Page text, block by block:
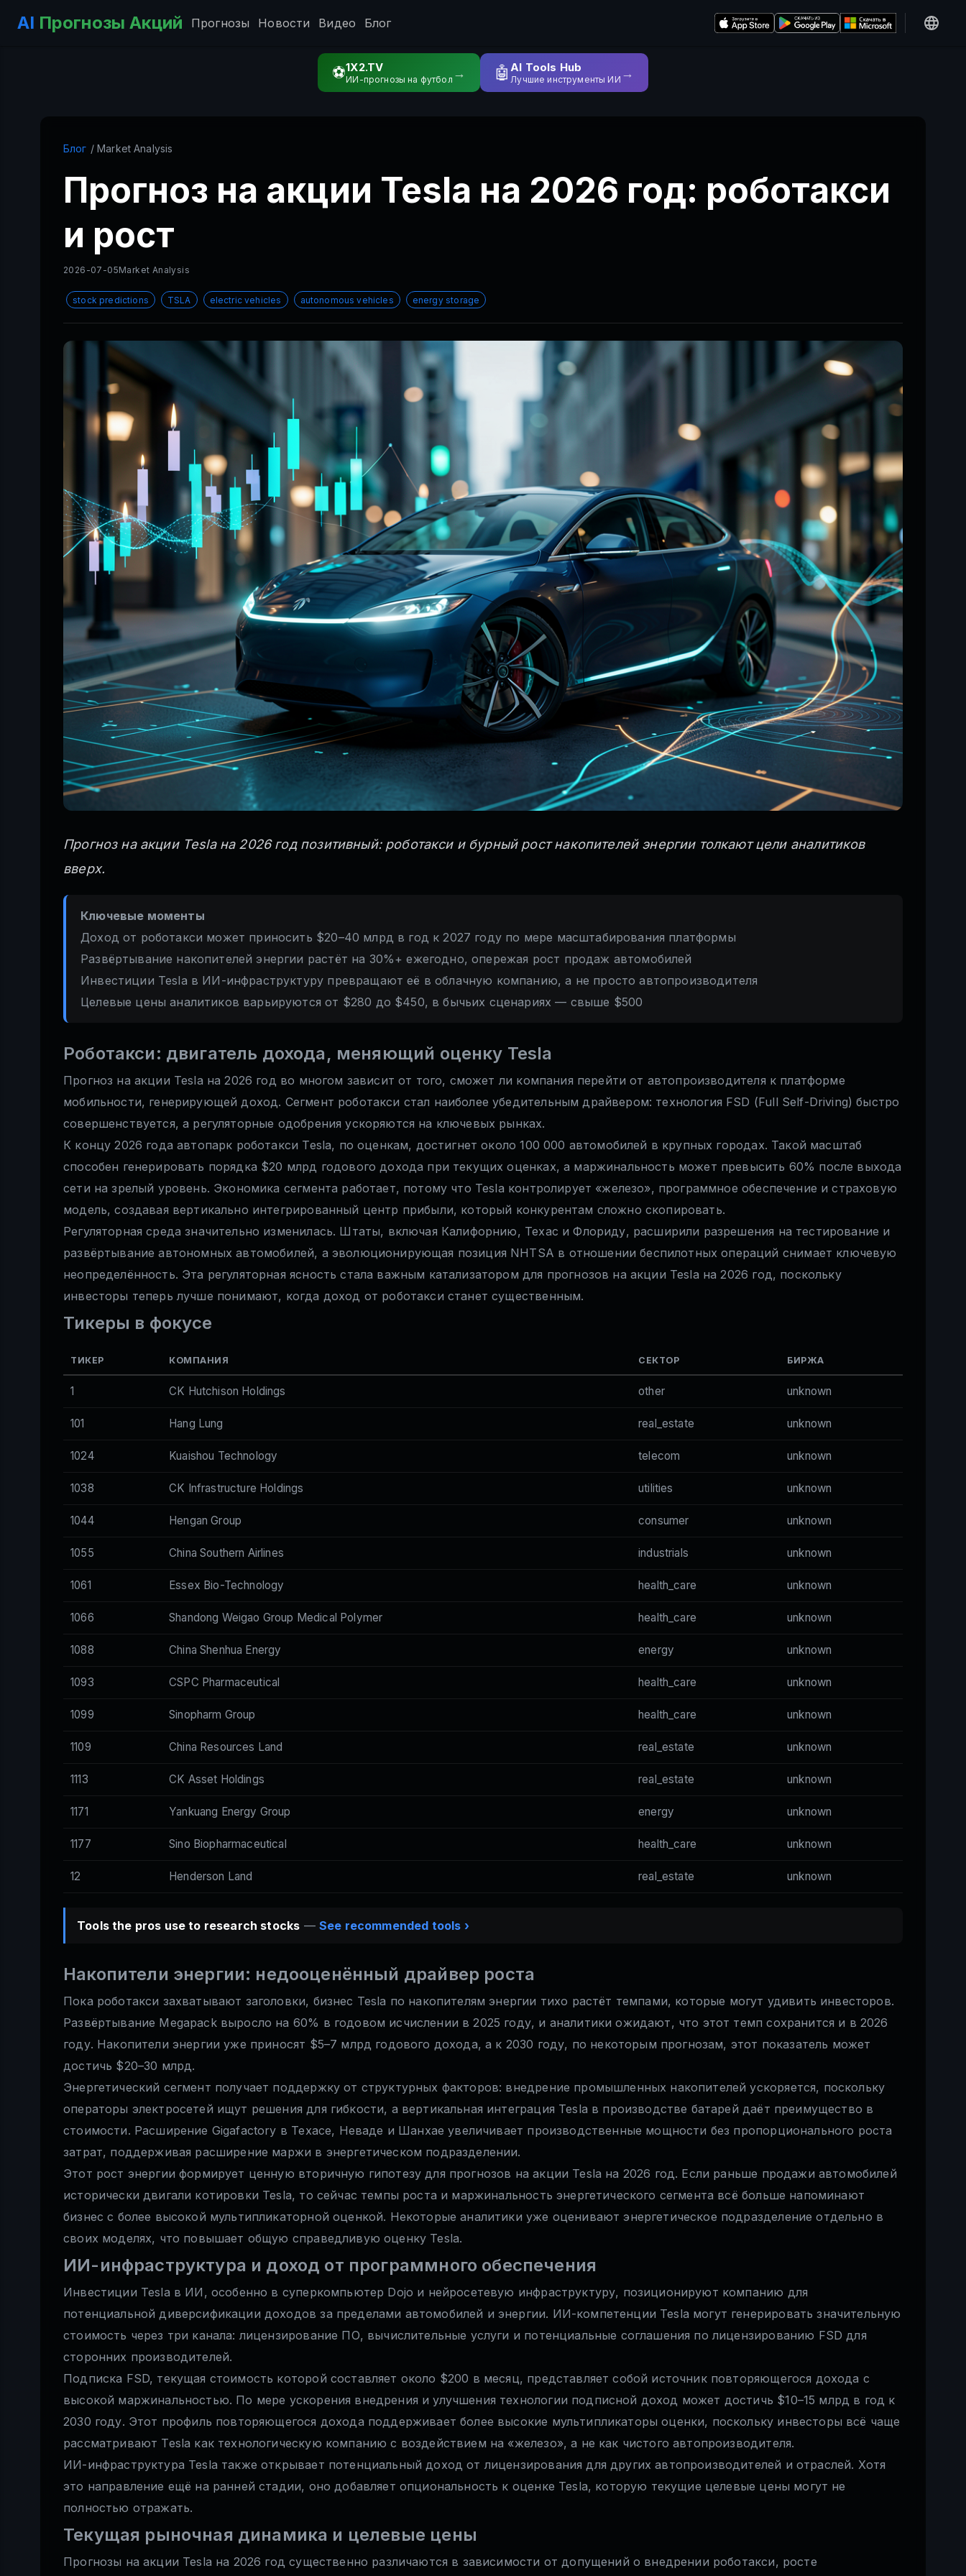
AI Прогнозы Акций Прогнозы Новости Видео Блог
⚽1X2.TV
ИИ-прогнозы на футбол → 🤖AI Tools Hub
Лучшие инструменты ИИ →
Блог / Market Analysis
Прогноз на акции Tesla на 2026 год: роботакси
и рост
2026-07-05Market Analysis
stock predictions TSLA electric vehicles autonomous vehicles energy storage
Прогноз на акции Tesla на 2026 год позитивный: роботакси и бурный рост накопителей энергии толкают цели аналитиков
вверх.
Ключевые моменты
Доход от роботакси может приносить $20–40 млрд в год к 2027 году по мере масштабирования платформы
Развёртывание накопителей энергии растёт на 30%+ ежегодно, опережая рост продаж автомобилей
Инвестиции Tesla в ИИ-инфраструктуру превращают её в облачную компанию, а не просто автопроизводителя
Целевые цены аналитиков варьируются от $280 до $450, в бычьих сценариях — свыше $500
Роботакси: двигатель дохода, меняющий оценку Tesla
Прогноз на акции Tesla на 2026 год во многом зависит от того, сможет ли компания перейти от автопроизводителя к платформе
мобильности, генерирующей доход. Сегмент роботакси стал наиболее убедительным драйвером: технология FSD (Full Self-Driving) быстро
совершенствуется, а регуляторные одобрения ускоряются на ключевых рынках.
К концу 2026 года автопарк роботакси Tesla, по оценкам, достигнет около 100 000 автомобилей в крупных городах. Такой масштаб
способен генерировать порядка $20 млрд годового дохода при текущих оценках, а маржинальность может превысить 60% после выхода
сети на зрелый уровень. Экономика сегмента работает, потому что Tesla контролирует «железо», программное обеспечение и страховую
модель, создавая вертикально интегрированный центр прибыли, который конкурентам сложно скопировать.
Регуляторная среда значительно изменилась. Штаты, включая Калифорнию, Техас и Флориду, расширили разрешения на тестирование и
развёртывание автономных автомобилей, а эволюционирующая позиция NHTSA в отношении беспилотных операций снимает ключевую
неопределённость. Эта регуляторная ясность стала важным катализатором для прогнозов на акции Tesla на 2026 год, поскольку
инвесторы теперь лучше понимают, когда доход от роботакси станет существенным.
Тикеры в фокусе
ТИКЕР КОМПАНИЯ СЕКТОР БИРЖА
1 CK Hutchison Holdings other unknown
101 Hang Lung real_estate unknown
1024 Kuaishou Technology telecom unknown
1038 CK Infrastructure Holdings utilities unknown
1044 Hengan Group consumer unknown
1055 China Southern Airlines industrials unknown
1061 Essex Bio-Technology health_care unknown
1066 Shandong Weigao Group Medical Polymer health_care unknown
1088 China Shenhua Energy energy unknown
1093 CSPC Pharmaceutical health_care unknown
1099 Sinopharm Group health_care unknown
1109 China Resources Land real_estate unknown
1113 CK Asset Holdings real_estate unknown
1171 Yankuang Energy Group energy unknown
1177 Sino Biopharmaceutical health_care unknown
12 Henderson Land real_estate unknown
Tools the pros use to research stocks — See recommended tools ›
Накопители энергии: недооценённый драйвер роста
Пока роботакси захватывают заголовки, бизнес Tesla по накопителям энергии тихо растёт темпами, которые могут удивить инвесторов.
Развёртывание Megapack выросло на 60% в годовом исчислении в 2025 году, и аналитики ожидают, что этот темп сохранится и в 2026
году. Накопители энергии уже приносят $5–7 млрд годового дохода, а к 2030 году, по некоторым прогнозам, этот показатель может
достичь $20–30 млрд.
Энергетический сегмент получает поддержку от структурных факторов: внедрение промышленных накопителей ускоряется, поскольку
операторы электросетей ищут решения для гибкости, а вертикальная интеграция Tesla в производстве батарей даёт преимущество в
стоимости. Расширение Gigafactory в Техасе, Неваде и Шанхае увеличивает производственные мощности без пропорционального роста
затрат, поддерживая расширение маржи в энергетическом подразделении.
Этот рост энергии формирует ценную вторичную гипотезу для прогнозов на акции Tesla на 2026 год. Если раньше продажи автомобилей
исторически двигали котировки Tesla, то сейчас темпы роста и маржинальность энергетического сегмента всё больше напоминают
бизнес с более высокой мультипликаторной оценкой. Некоторые аналитики уже оценивают энергетическое подразделение отдельно в
своих моделях, что повышает общую справедливую оценку Tesla.
ИИ-инфраструктура и доход от программного обеспечения
Инвестиции Tesla в ИИ, особенно в суперкомпьютер Dojo и нейросетевую инфраструктуру, позиционируют компанию для
потенциальной диверсификации доходов за пределами автомобилей и энергии. ИИ-компетенции Tesla могут генерировать значительную
стоимость через три канала: лицензирование ПО, вычислительные услуги и потенциальные соглашения по лицензированию FSD для
сторонних производителей.
Подписка FSD, текущая стоимость которой составляет около $200 в месяц, представляет собой источник повторяющегося дохода с
высокой маржинальностью. По мере ускорения внедрения и улучшения технологии подписной доход может достичь $10–15 млрд в год к
2030 году. Этот профиль повторяющегося дохода поддерживает более высокие мультипликаторы оценки, поскольку инвесторы всё чаще
рассматривают Tesla как технологическую компанию с воздействием на «железо», а не как чистого автопроизводителя.
ИИ-инфраструктура Tesla также открывает потенциальный доход от лицензирования для других автопроизводителей и отраслей. Хотя
это направление ещё на ранней стадии, оно добавляет опциональность к оценке Tesla, которую текущие целевые цены могут не
полностью отражать.
Текущая рыночная динамика и целевые цены
Прогнозы на акции Tesla на 2026 год существенно различаются в зависимости от допущений о внедрении роботакси, росте